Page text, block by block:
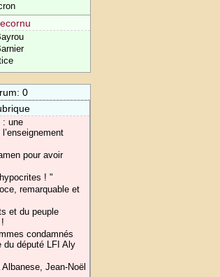
0
: une
pour avoir
! "
remarquable et
et du peuple
condamnés
du député LFI Aly
Jean-Noël